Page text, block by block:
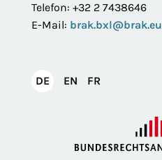
Telefon: +32 2 7438646
E-Mail: brak.bxl@brak.eu
DEDeutsch
EN English
FR